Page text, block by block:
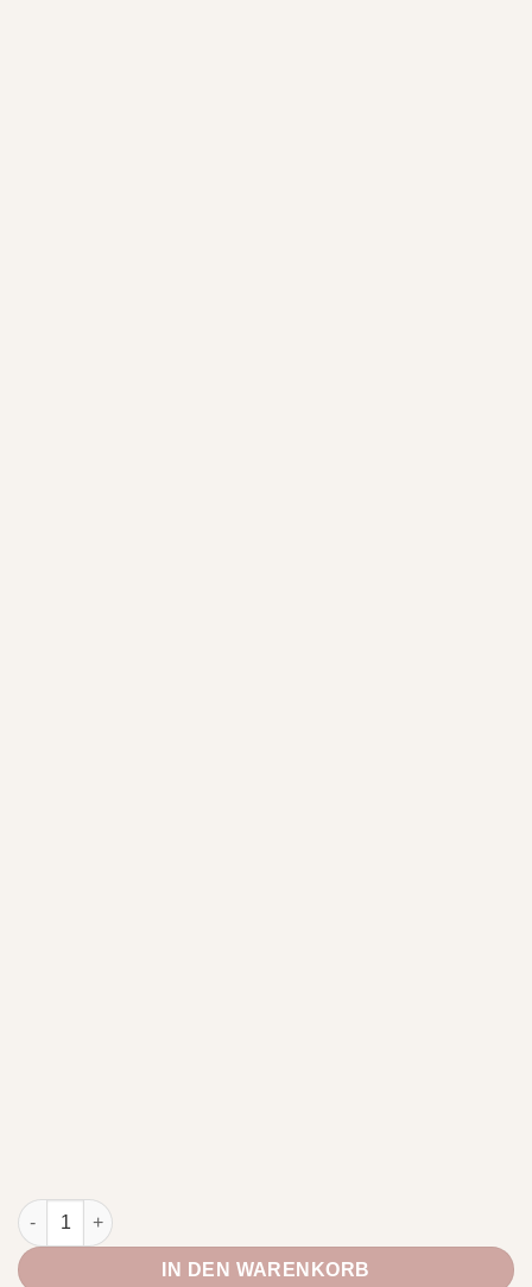
Träumerei "light" Menge
IN DEN WARENKORB